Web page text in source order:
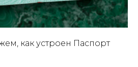
как устроен Паспорт